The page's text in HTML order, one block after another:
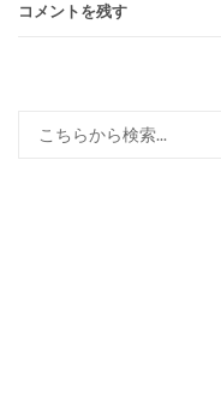
コメントを残す